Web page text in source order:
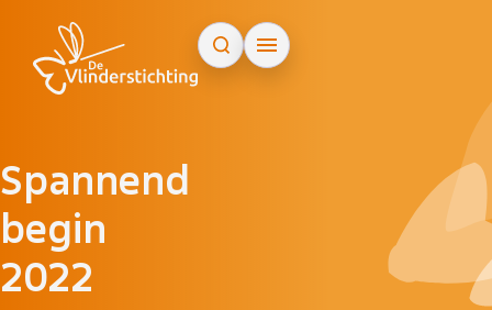
Spannend
begin
2022